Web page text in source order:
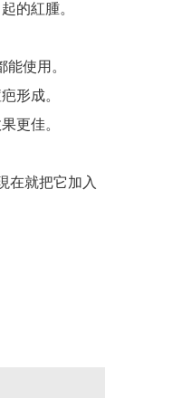
的紅腫。
使用。
形成。
更佳。
在就把它加入